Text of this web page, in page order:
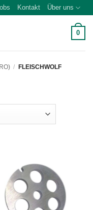
Kontakt Über uns
0
/ FLEISCHWOLF